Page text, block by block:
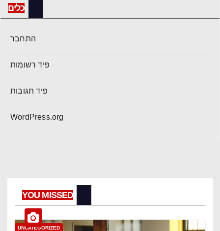
כלים
התחבר
פיד רשומות
פיד תגובות
WordPress.org
YOU MISSED
UNCATEGORIZED